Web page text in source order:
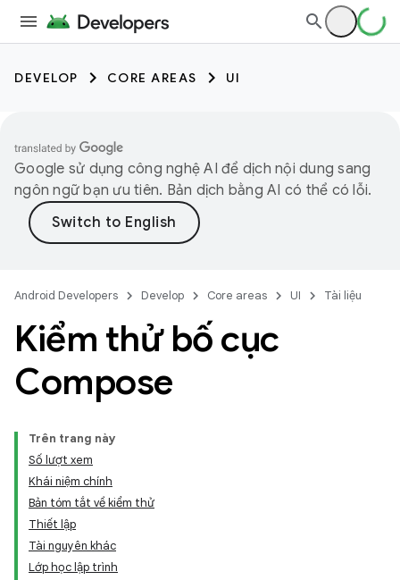
DEVELOP CORE AREAS UI
Google sử dụng công nghệ AI để dịch nội dung sang
ngôn ngữ bạn ưu tiên. Bản dịch bằng AI có thể có lỗi.
Android Developers Develop Core areas UI Tài liệu
Kiểm thử bố cục
Compose
Trên trang này
Số lượt xem
Khái niệm chính
Bản tóm tắt về kiểm thử
Thiết lập
Tài nguyên khác
Lớp học lập trình